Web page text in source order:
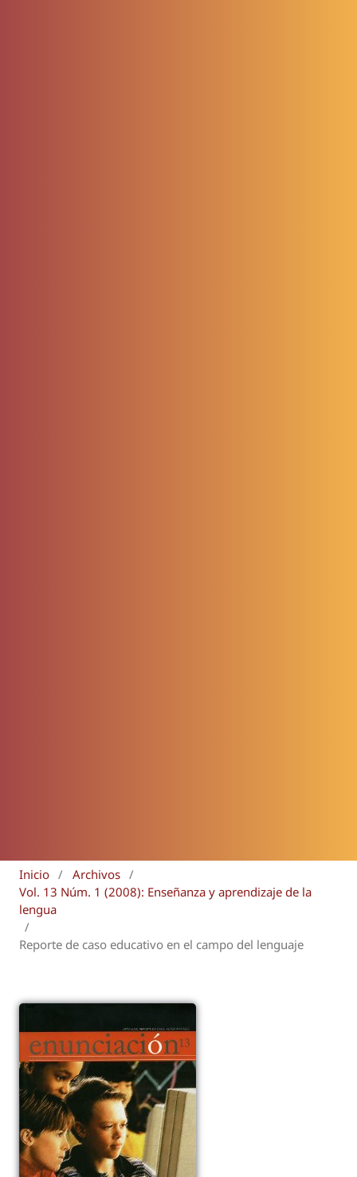
Inicio / Archivos /
Vol. 13 Núm. 1 (2008): Enseñanza y aprendizaje de la
lengua
/
Reporte de caso educativo en el campo del lenguaje